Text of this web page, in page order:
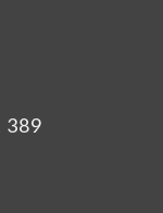
389